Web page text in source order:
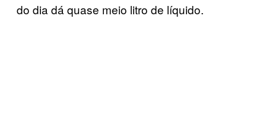
do dia dá quase meio litro de líquido.